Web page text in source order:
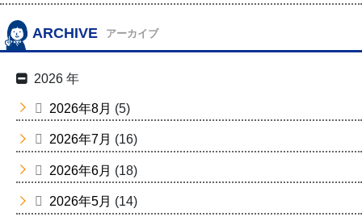
ARCHIVE アーカイブ
2026 年
2026年8月 (5)
2026年7月 (16)
2026年6月 (18)
2026年5月 (14)